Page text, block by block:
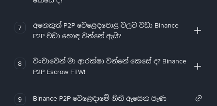
7
අනෙකුත් P2P වෙළෙඳපොළ වලට වඩා Binance
P2P වඩා හොඳ වන්නේ ඇයි?
8
වංචාවෙන් මා ආරක්ෂා වන්නේ කෙසේ ද? Binance
P2P Escrow FTW!
9 Binance P2P වෙළෙඳාමේ නිති ඇසෙන පැණ